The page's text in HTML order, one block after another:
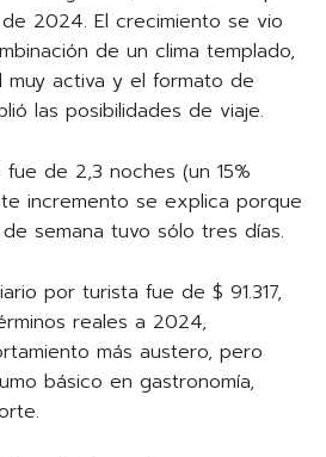
2024. El crecimiento se vio
de un clima templado,
muy activa y el formato de
las posibilidades de viaje.
de 2,3 noches (un 15%
incremento se explica porque
semana tuvo sólo tres días.
por turista fue de $ 91.317,
reales a 2024,
más austero, pero
básico en gastronomía,